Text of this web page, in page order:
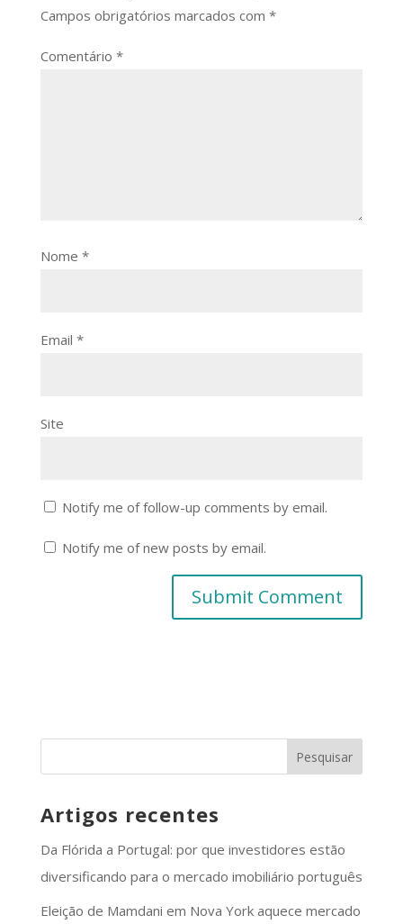
Campos obrigatórios marcados com *
Comentário *
Nome *
Email *
Site
Notify me of follow-up comments by email.
Notify me of new posts by email.
Artigos recentes
Da Flórida a Portugal: por que investidores estão
diversificando para o mercado imobiliário português
Eleição de Mamdani em Nova York aquece mercado